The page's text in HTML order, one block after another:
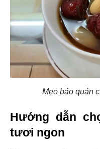
Mẹo bảo quản
Hướng dẫn
tươi ngon